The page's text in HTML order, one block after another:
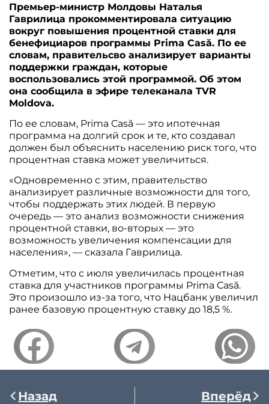
Премьер-министр Молдовы Наталья
Гаврилица прокомментировала ситуацию
вокруг повышения процентной ставки для
бенефициаров программы Prima Casă. По ее
словам, правительсво анализирует варианты
поддержки граждан, которые
воспользовались этой программой. Об этом
она сообщила в эфире телеканала TVR
Moldova.
По ее словам, Prima Casă — это ипотечная
программа на долгий срок и те, кто создавал
должен был объяснить населению риск того, что
процентная ставка может увеличиться.
«Одновременно с этим, правительство
анализирует различные возможности для того,
чтобы поддержать этих людей. В первую
очередь — это анализ возможности снижения
процентной ставки, во-вторых — это
возможность увеличения компенсации для
населения», — сказала Гаврилица.
Отметим, что с июля увеличилась процентная
ставка для участников программы Prima Casă.
Это произошло из-за того, что Нацбанк увеличил
ранее базовую процентную ставку до 18,5 %.
Назад Вперёд